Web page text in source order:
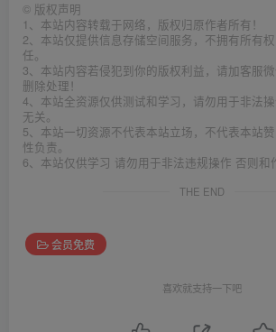
© 版权声明
1、本站内容转载于网络，版权归原作者所有！
2、本站仅提供信息存储空间服务，不拥有所有
任。
3、本站内容若侵犯到你的版权利益，请加客服
删除处理！
4、本站全资源仅供测试和学习，请勿用于非法
无关。
5、本站一切资源不代表本站立场，不代表本站
性负责。
6、本站仅供学习 请勿用于非法违规操作 否则和
THE END
会员免费
喜欢就支持一下吧